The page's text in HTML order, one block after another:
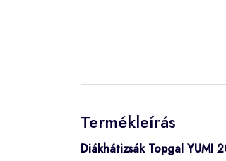
Termékleírás
Diákhátizsák Topgal YUMI